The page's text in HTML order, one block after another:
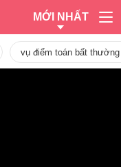
MỚI NHẤT
vụ điểm toán bất